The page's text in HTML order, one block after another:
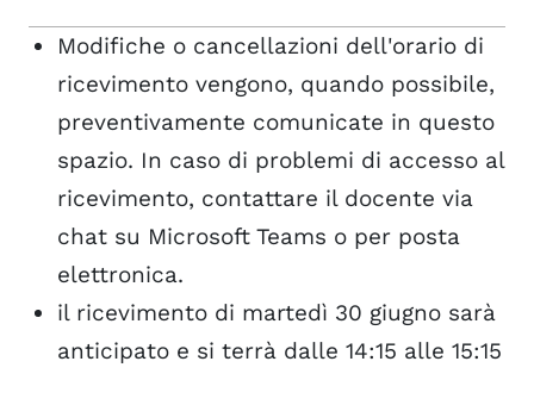
Modifiche o cancellazioni dell'orario di
ricevimento vengono, quando possibile,
preventivamente comunicate in questo
spazio. In caso di problemi di accesso al
ricevimento, contattare il docente via
chat su Microsoft Teams o per posta
elettronica.
il ricevimento di martedì 30 giugno sarà
anticipato e si terrà dalle 14:15 alle 15:15